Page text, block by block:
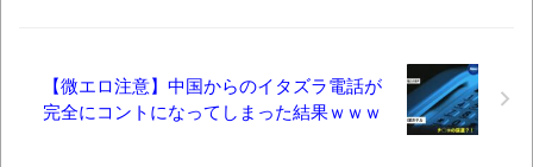
【微エロ注意】中国からのイタズラ電話が
完全にコントになってしまった結果ｗｗｗ